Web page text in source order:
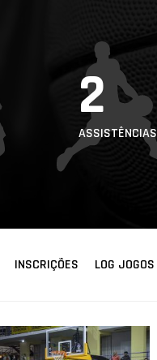
2
ASSISTÊNCIAS
INSCRIÇÕES LOG JOGOS